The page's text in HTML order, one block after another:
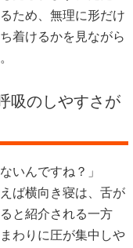
ため、無理に形だけ
着けるかを見ながら
吸のしやすさが
いんですね？」
ば横向き寝は、舌が
と紹介される一方
わりに圧が集中しや